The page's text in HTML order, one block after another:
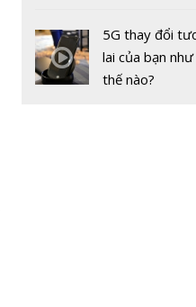
theo dõi sức
sót qua mùa
nóng nực
5G thay đổi
lai của bạn như
thế nào?